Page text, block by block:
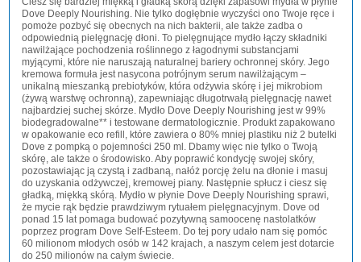
Dove Deeply Nourishing. Nie tylko dogłębnie wyczyści ono Twoje ręce i
pomoże pozbyć się obecnych na nich bakterii, ale także zadba o
odpowiednią pielęgnację dłoni. To pielęgnujące mydło łączy składniki
nawilżające pochodzenia roślinnego z łagodnymi substancjami
myjącymi, które nie naruszają naturalnej bariery ochronnej skóry. Jego
kremowa formuła jest nasycona potrójnym serum nawilżającym –
unikalną mieszanką prebiotyków, która odżywia skórę i jej mikrobiom
(żywą warstwę ochronną), zapewniając długotrwałą pielęgnację nawet
najbardziej suchej skórze. Mydło Dove Deeply Nourishing jest w 99%
biodegradowalne** i testowane dermatologicznie. Produkt zapakowano
w opakowanie eco refill, które zawiera o 80% mniej plastiku niż 2 butelki
Dove z pompką o pojemności 250 ml. Dbamy więc nie tylko o Twoją
skórę, ale także o środowisko. Aby poprawić kondycję swojej skóry,
pozostawiając ją czystą i zadbaną, nałóż porcję żelu na dłonie i masuj
do uzyskania odżywczej, kremowej piany. Następnie spłucz i ciesz się
gładką, miękką skórą. Mydło w płynie Dove Deeply Nourishing sprawi,
że mycie rąk będzie prawdziwym rytuałem pielęgnacyjnym. Dove od
ponad 15 lat pomaga budować pozytywną samoocenę nastolatków
poprzez program Dove Self-Esteem. Do tej pory udało nam się pomóc
60 milionom młodych osób w 142 krajach, a naszym celem jest dotarcie
do 250 milionów na całym świecie.